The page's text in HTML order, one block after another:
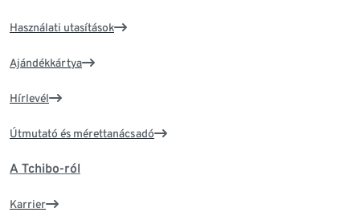
Használati utasítások
Ajándékkártya
Hírlevél
Útmutató és mérettanácsadó
A Tchibo-ról
Karrier